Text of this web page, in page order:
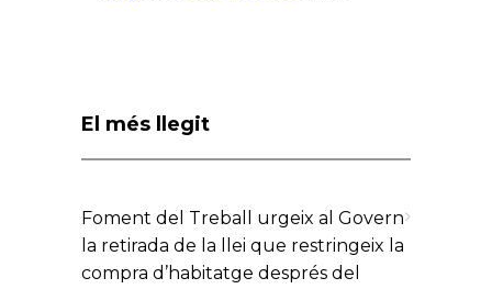
El més llegit
Foment del Treball urgeix al Govern
la retirada de la llei que restringeix la
compra d’habitatge després del